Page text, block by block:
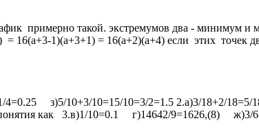
примерно такой. экстремумов два - минимум
1)(a+3+1) = 16(a+2)(a+4) если этих точек
з)5/10+3/10=15/10=3/2=1.5 2.а)3/18+2/18=5/
как 3.в)1/10=0.1 г)14642/9=1626,(8)